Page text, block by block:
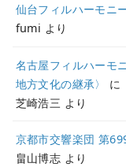
仙台フィルハーモニ
fumi より
名古屋フィルハーモ
地方文化の継承〉
に
芝崎浩三 より
京都市交響楽団 第
畠山博志 より